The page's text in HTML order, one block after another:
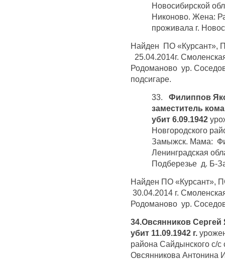
Новосибирской
Никоново. Жена:
проживала г.
Найден ПО «Курсант»,
25.04.2014г.
Родоманово ур.
подсигаре.
33. Филиппов
заместитель
убит 6.09.1942
Новгородского
Замыжск. Мама:
Ленинградская
Подберезье д. Б-
Найден ПО «Курсант»,
30.04.2014 г.
Родоманово ур.
34.Овсянников Сергей
убит 11.09.1942 г.
района Сайдынского с/
Овсянникова Антонина